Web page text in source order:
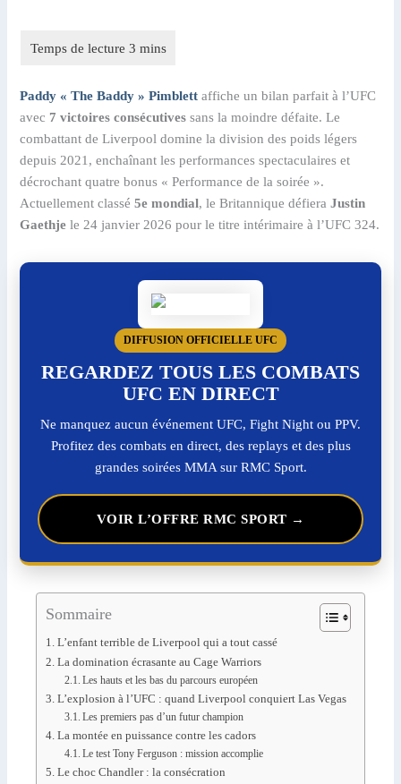
Paddy « The Baddy » Pimblett affiche un bilan parfait à l’UFC
avec 7 victoires consécutives sans la moindre défaite. Le
combattant de Liverpool domine la division des poids légers
depuis 2021, enchaînant les performances spectaculaires et
décrochant quatre bonus « Performance de la soirée ».
Actuellement classé5e mondial, le Britannique défieraJustin
Gaethje le 24 janvier 2026 pour le titre intérimaire à l’UFC 324.
DIFFUSION OFFICIELLE UFC
REGARDEZ TOUS LES COMBATS
UFC EN DIRECT
Ne manquez aucun événement UFC, Fight Night ou PPV.
Profitez des combats en direct, des replays et des plus
grandes soirées MMA sur RMC Sport.
VOIR L’OFFRE RMC SPORT →
Sommaire
L’enfant terrible de Liverpool qui a tout cassé
La domination écrasante au Cage Warriors
Les hauts et les bas du parcours européen
L’explosion à l’UFC : quand Liverpool conquiert Las Vegas
Les premiers pas d’un futur champion
La montée en puissance contre les cadors
Le test Tony Ferguson : mission accomplie
Le choc Chandler : la consécration